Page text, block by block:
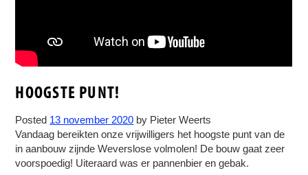
HOOGSTE PUNT!
Posted 13 november 2020 by Pieter Weerts
Vandaag bereikten onze vrijwilligers het hoogste punt van de
in aanbouw zijnde Weverslose volmolen! De bouw gaat zeer
voorspoedig! Uiteraard was er pannenbier en gebak.